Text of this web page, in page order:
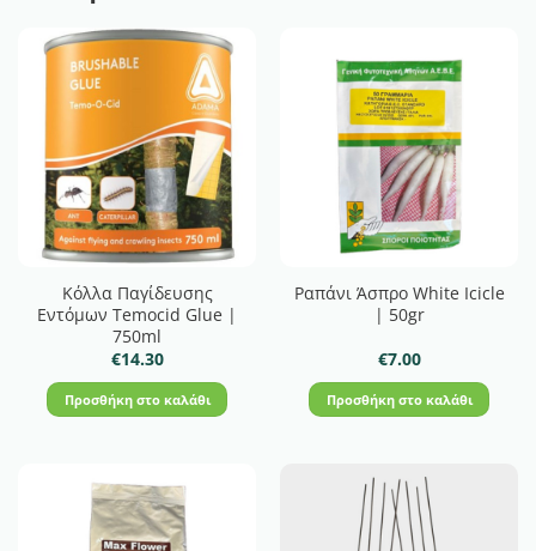
Κόλλα Παγίδευσης
Εντόμων Temocid Glue |
750ml
€14.30
Προσθήκη στο καλάθι
Ραπάνι Άσπρο White Icicle
| 50gr
€7.00
Προσθήκη στο καλάθι